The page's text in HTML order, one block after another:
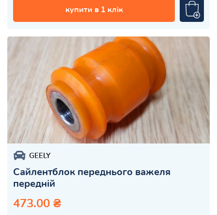
купити в 1 клік
GEELY
Сайлентблок переднього важеля
передній
473.00 ₴